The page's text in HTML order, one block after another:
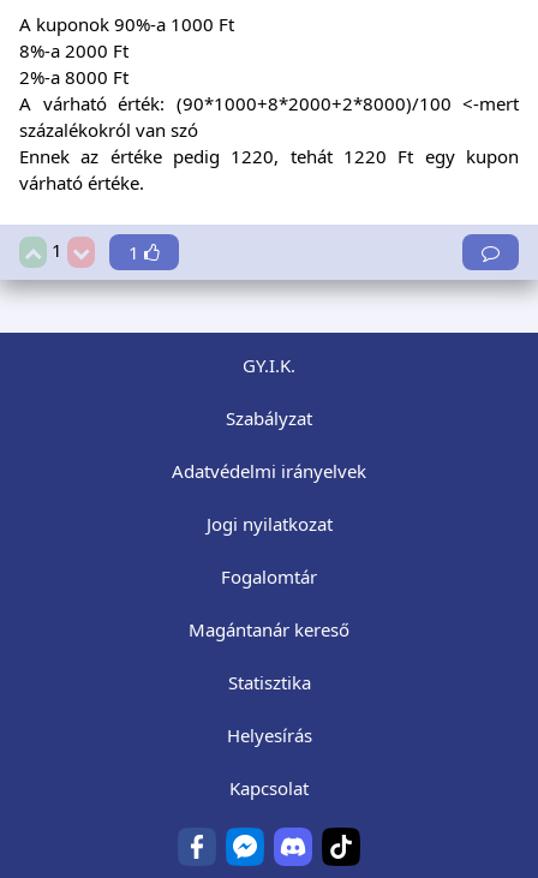
A kuponok 90%-a 1000 Ft
8%-a 2000 Ft
2%-a 8000 Ft
A várható érték: (90*1000+8*2000+2*8000)/100 <-mert
százalékokról van szó
Ennek az értéke pedig 1220, tehát 1220 Ft egy kupon
várható értéke.
1 1
GY.I.K.
Szabályzat
Adatvédelmi irányelvek
Jogi nyilatkozat
Fogalomtár
Magántanár kereső
Statisztika
Helyesírás
Kapcsolat